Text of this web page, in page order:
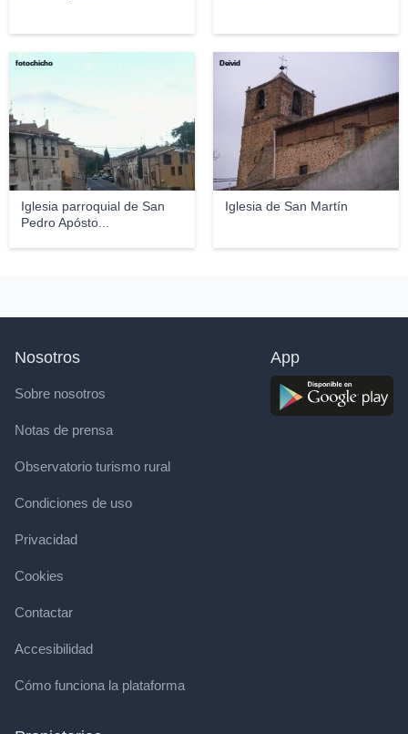
Iglesia parroquial de San
Pedro Apósto...
fotochicho
Iglesia de San Martín
Deivid
Nosotros
Sobre nosotros
Notas de prensa
Observatorio turismo rural
Condiciones de uso
Privacidad
Cookies
Contactar
Accesibilidad
Cómo funciona la plataforma
App